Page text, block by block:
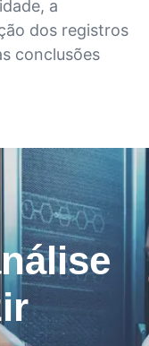
a
dos registros
conclusões